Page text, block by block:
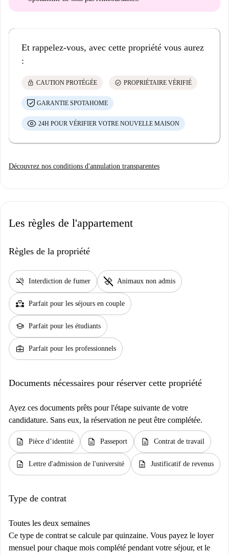
Et rappelez-vous, avec cette propriété vous aurez
:
lock CAUTION PROTÉGÉE check_circle PROPRIÉTAIRE VÉRIFIÉ
GARANTIE SPOTAHOME
24H POUR VÉRIFIER VOTRE NOUVELLE MAISON
Découvrez nos conditions d'annulation transparentes
Les règles de l'appartement
Règles de la propriété
smoke_free Interdiction de fumer pet_supplies Animaux non admis
partner_heart Parfait pour les séjours en couple
school Parfait pour les étudiants
business_center Parfait pour les professionnels
Documents nécessaires pour réserver cette propriété
Ayez ces documents prêts pour l'étape suivante de votre
candidature. Sans eux, la réservation ne peut être complétée.
description Pièce d’identité description Passeport description Contrat de travail
description Lettre d'admission de l'université description Justificatif de revenus
Type de contrat
Toutes les deux semaines
Ce type de contrat se calcule par quinzaine. Vous payez le loyer
mensuel pour chaque mois complété pendant votre séjour, et le